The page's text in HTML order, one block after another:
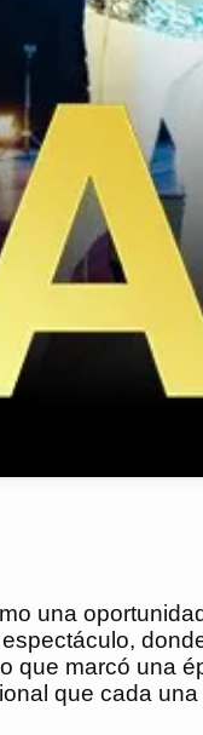
una
que marcó una
que cada